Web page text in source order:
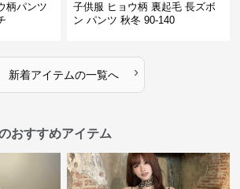
柄パンツ
子供服 ヒョウ柄 裏起毛 長ズボ
ン パンツ 秋冬 90-140
新着アイテムの一覧へ ›
おすすめアイテム